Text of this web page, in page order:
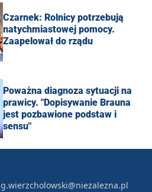
Czarnek: Rolnicy potrzebują
natychmiastowej pomocy.
Zaapelował do rządu
Poważna diagnoza sytuacji na
prawicy. "Dopisywanie Brauna
jest pozbawione podstaw i
sensu"
g.wierzcholowski@niezalezna.pl